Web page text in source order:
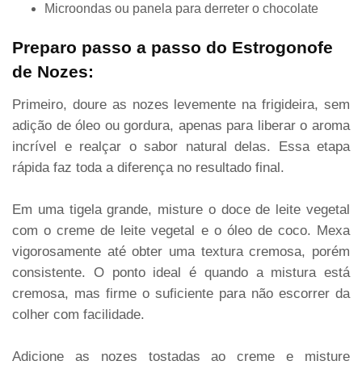
Microondas ou panela para derreter o chocolate
Preparo passo a passo do Estrogonofe
de Nozes:
Primeiro, doure as nozes levemente na frigideira, sem
adição de óleo ou gordura, apenas para liberar o aroma
incrível e realçar o sabor natural delas. Essa etapa
rápida faz toda a diferença no resultado final.
Em uma tigela grande, misture o doce de leite vegetal
com o creme de leite vegetal e o óleo de coco. Mexa
vigorosamente até obter uma textura cremosa, porém
consistente. O ponto ideal é quando a mistura está
cremosa, mas firme o suficiente para não escorrer da
colher com facilidade.
Adicione as nozes tostadas ao creme e misture